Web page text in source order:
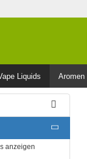
Liquids Aromen
anzeigen